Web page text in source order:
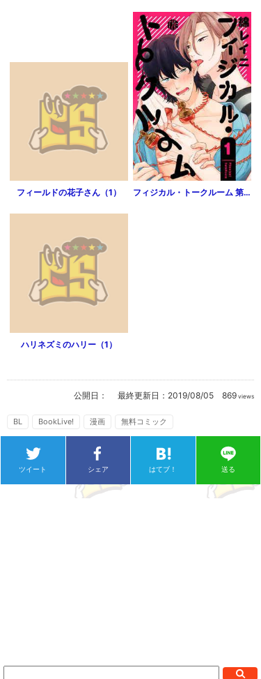
フィールドの花子さん（1） フィジカル・トークルーム 第1話
ハリネズミのハリー（1）
公開日： 最終更新日： 2019/08/05 869 views
BL BookLive! 漫画 無料コミック
ツイート シェア はてブ！ 送る